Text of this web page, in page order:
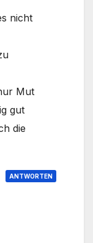
nicht
Mut
gut
die
ANTWORTEN